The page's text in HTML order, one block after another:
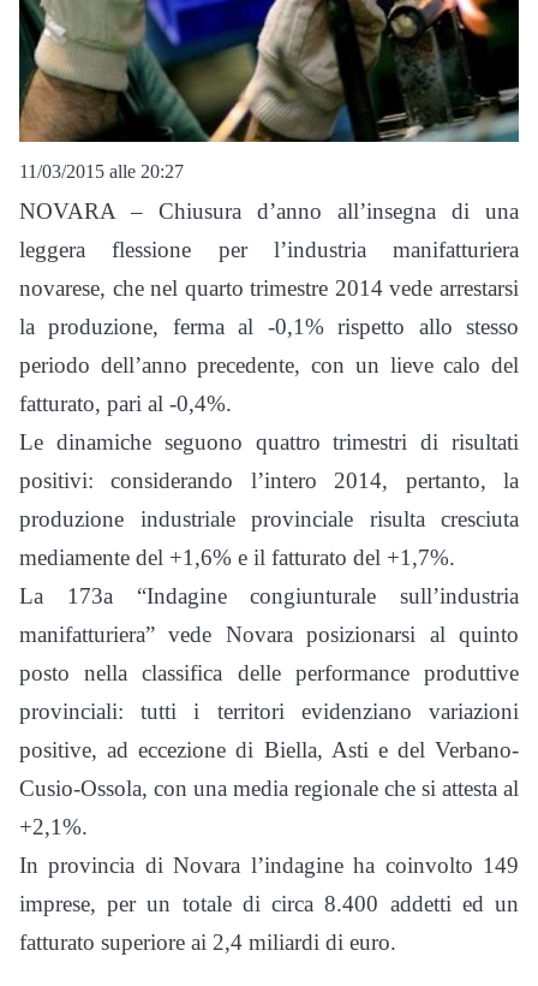
11/03/2015 alle 20:27
NOVARA – Chiusura d’anno all’insegna di una
leggera flessione per l’industria manifatturiera
novarese, che nel quarto trimestre 2014 vede arrestarsi
la produzione, ferma al -0,1% rispetto allo stesso
periodo dell’anno precedente, con un lieve calo del
fatturato, pari al -0,4%.
Le dinamiche seguono quattro trimestri di risultati
positivi: considerando l’intero 2014, pertanto, la
produzione industriale provinciale risulta cresciuta
mediamente del +1,6% e il fatturato del +1,7%.
La 173a “Indagine congiunturale sull’industria
manifatturiera” vede Novara posizionarsi al quinto
posto nella classifica delle performance produttive
provinciali: tutti i territori evidenziano variazioni
positive, ad eccezione di Biella, Asti e del Verbano-
Cusio-Ossola, con una media regionale che si attesta al
+2,1%.
In provincia di Novara l’indagine ha coinvolto 149
imprese, per un totale di circa 8.400 addetti ed un
fatturato superiore ai 2,4 miliardi di euro.